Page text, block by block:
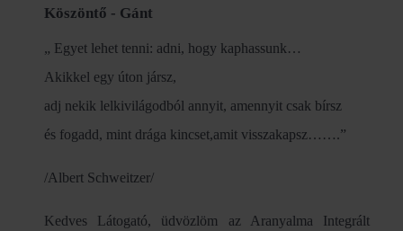
Köszöntő - Gánt
„ Egyet lehet tenni: adni, hogy kaphassunk…
Akikkel egy úton jársz,
adj nekik lelkivilágodból annyit, amennyit csak bírsz
és fogadd, mint drága kincset,amit visszakapsz…….”
/Albert Schweitzer/
Kedves Látogató, üdvözlöm az Aranyalma Integrált